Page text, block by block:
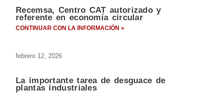
Recemsa, Centro CAT autorizado y
referente en economía circular
CONTINUAR CON LA INFORMACIÓN »
febrero 12, 2026
La importante tarea de desguace de
plantas industriales